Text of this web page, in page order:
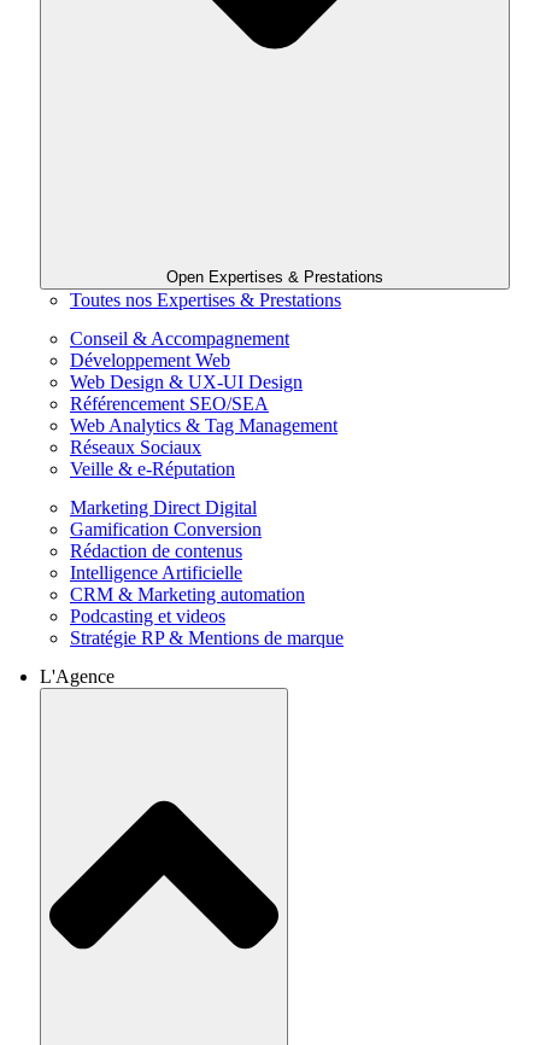
Open Expertises & Prestations
Toutes nos Expertises & Prestations
Conseil & Accompagnement
Développement Web
Web Design & UX-UI Design
Référencement SEO/SEA
Web Analytics & Tag Management
Réseaux Sociaux
Veille & e-Réputation
Marketing Direct Digital
Gamification Conversion
Rédaction de contenus
Intelligence Artificielle
CRM & Marketing automation
Podcasting et videos
Stratégie RP & Mentions de marque
L'Agence